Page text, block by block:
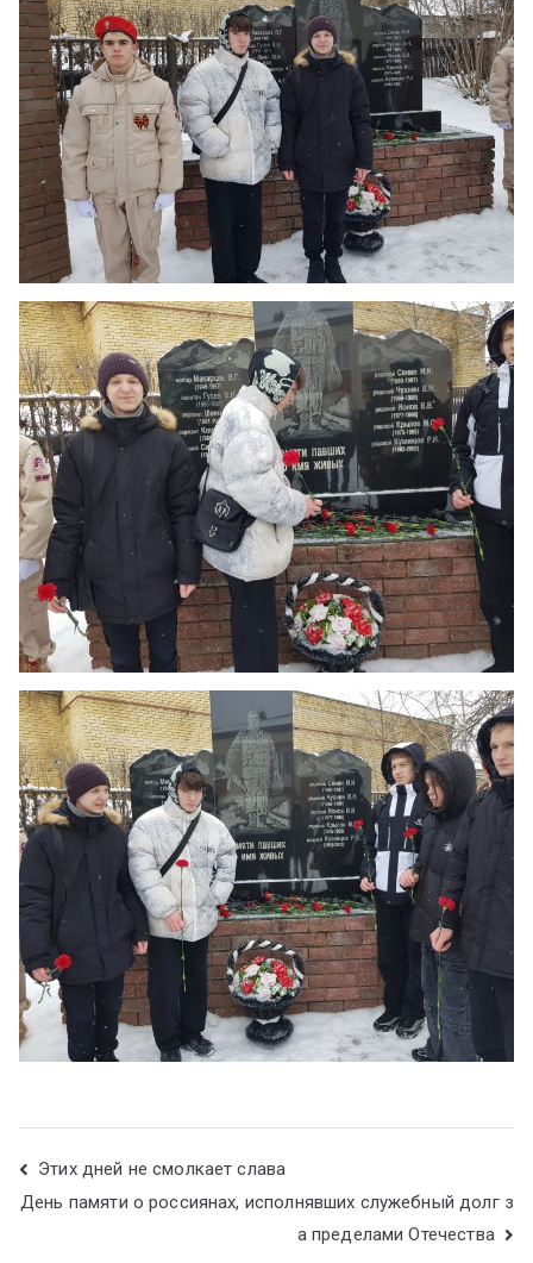
Этих дней не смолкает слава
День памяти о россиянах, исполнявших служебный долг з
а пределами Отечества